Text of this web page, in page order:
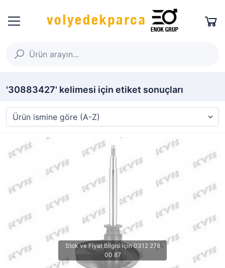
'30883427' kelimesi için etiket sonuçları